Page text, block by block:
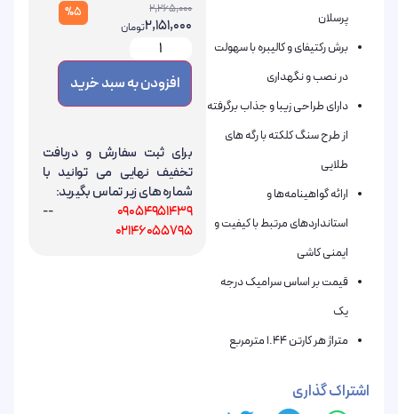
پرسلان
برش رکتیفای و کالیبره با سهولت
در نصب و نگهداری
دارای طراحی زیبا و جذاب برگرفته
از طرح سنگ کلکته با رگه های
طلایی
ارائه گواهینامه‌ها و
استانداردهای مرتبط با کیفیت و
ایمنی کاشی
قیمت بر اساس سرامیک درجه
یک
متراژ هر کارتن 1.44 مترمربع
اشتراک گذاری
2,265,000
2,151,000تومان
%5
افزودن به سبد خرید
برای ثبت سفارش و دریافت
تخفیف نهایی می توانید با
شماره های زیر تماس بگیرید:
09054951439
--
02146055795